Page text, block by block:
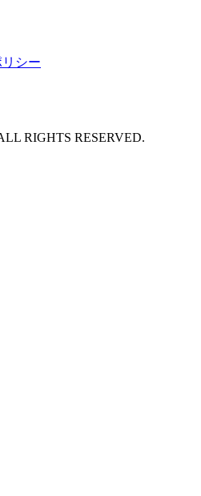
シー
RIGHTS RESERVED.